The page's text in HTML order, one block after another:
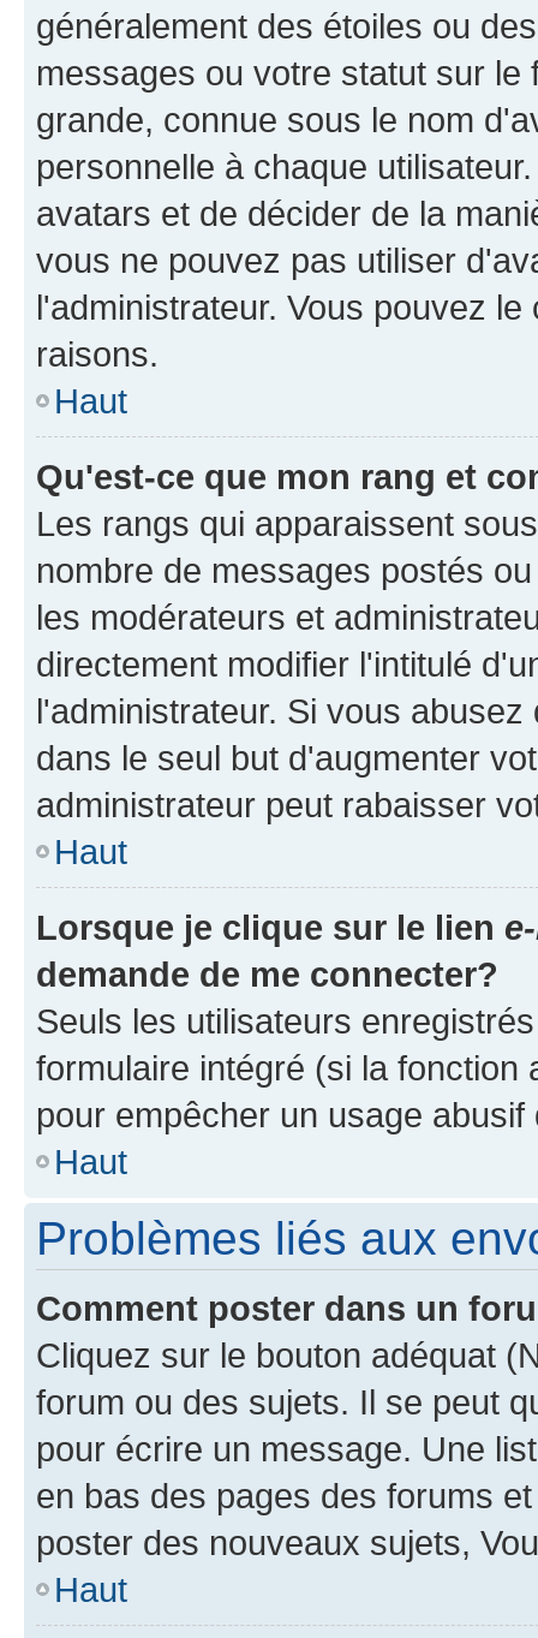
généralement des étoiles ou
messages ou votre statut sur
grande, connue sous le nom
personnelle à chaque
avatars et de décider de la
vous ne pouvez pas utiliser
l'administrateur. Vous pouvez
raisons.
Haut
Qu'est-ce que mon rang et
Les rangs qui apparaissent
nombre de messages postés
les modérateurs et
directement modifier l'intitulé
l'administrateur. Si vous
dans le seul but d'augmenter
administrateur peut rabaisser
Haut
Lorsque je clique sur le lien
demande de me connecter?
Seuls les utilisateurs
formulaire intégré (si la
pour empêcher un usage
Haut
Problèmes liés aux
Comment poster dans un
Cliquez sur le bouton adéquat
forum ou des sujets. Il se peut
pour écrire un message. Une
en bas des pages des forums
poster des nouveaux sujets,
Haut